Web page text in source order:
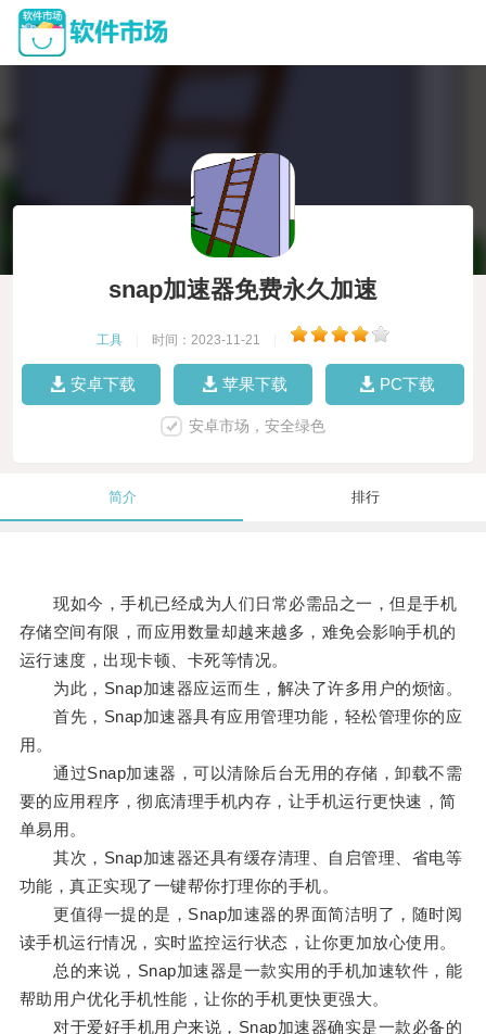
snap加速器免费永久加速
工具 时间：2023-11-21
安卓下载 苹果下载 PC下载
安卓市场，安全绿色
简介 排行
现如今，手机已经成为人们日常必需品之一，但是手机
存储空间有限，而应用数量却越来越多，难免会影响手机的
运行速度，出现卡顿、卡死等情况。
为此，Snap加速器应运而生，解决了许多用户的烦恼。
首先，Snap加速器具有应用管理功能，轻松管理你的应
用。
通过Snap加速器，可以清除后台无用的存储，卸载不需
要的应用程序，彻底清理手机内存，让手机运行更快速，简
单易用。
其次，Snap加速器还具有缓存清理、自启管理、省电等
功能，真正实现了一键帮你打理你的手机。
更值得一提的是，Snap加速器的界面简洁明了，随时阅
读手机运行情况，实时监控运行状态，让你更加放心使用。
总的来说，Snap加速器是一款实用的手机加速软件，能
帮助用户优化手机性能，让你的手机更快更强大。
对于爱好手机用户来说，Snap加速器确实是一款必备的